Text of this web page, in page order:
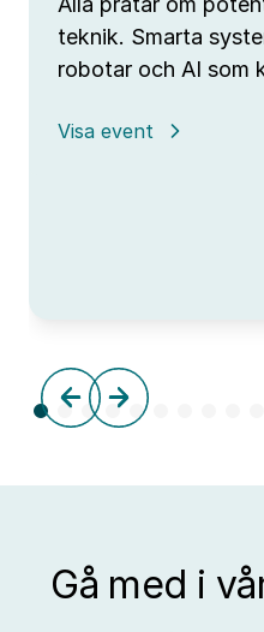
teknik. Smarta
robotar och AI som
Visa event
:
Gå med i